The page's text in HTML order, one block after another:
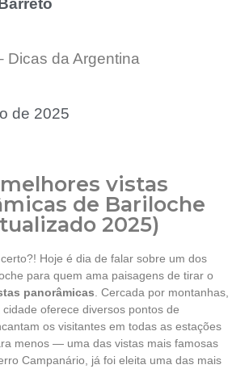
Dicas da Argentina
de 2025
vistas
de Bariloche
2025)
Hoje é dia de falar sobre um dos
para quem ama paisagens de tirar o
panorâmicas . Cercada por montanhas,
oferece diversos pontos de
os visitantes em todas as estações
menos — uma das vistas mais famosas
Campanário, já foi eleita uma das mais